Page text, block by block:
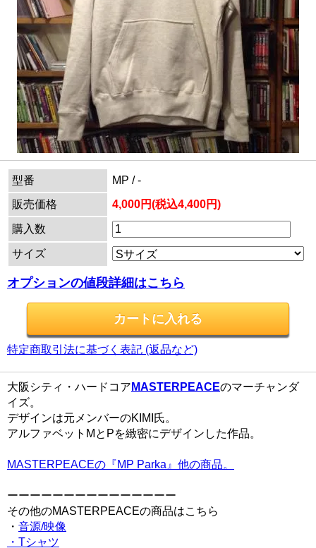
型番
MP / -
販売価格
4,000円(税込4,400円)
購入数
サイズ
オプションの値段詳細はこちら
特定商取引法に基づく表記 (返品など)
大阪シティ・ハードコア MASTERPEACEのマーチャンダ
イズ。
デザインは元メンバーのKIMI氏。
アルファベットMとPを緻密にデザインした作品。
MASTERPEACEの『MP Parka』他の商品。
ーーーーーーーーーーーーーーー
その他のMASTERPEACEの商品はこちら
・ 音源/映像
・Tシャツ